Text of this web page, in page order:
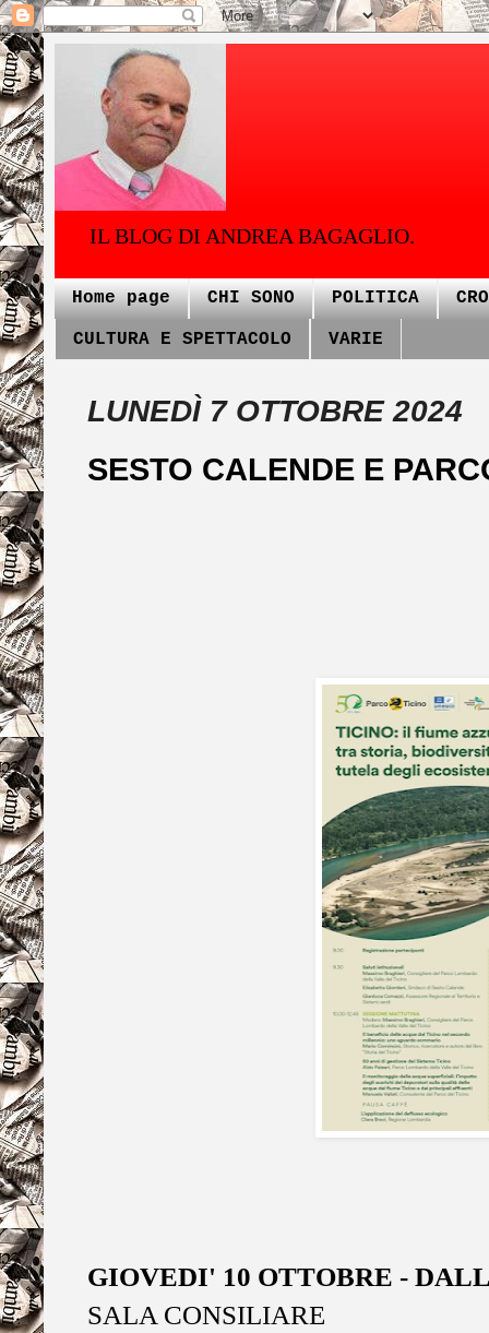
IL BLOG DI ANDREA BAGAGLIO.
Home page CHI SONO POLITICA
CULTURA E SPETTACOLO VARIE
LUNEDÌ 7 OTTOBRE 2024
SESTO CALENDE E
GIOVEDI' 10 OTTOBRE -
SALA CONSILIARE